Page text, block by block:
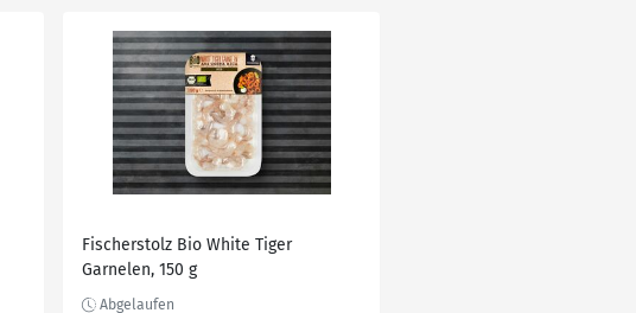
Fischerstolz Bio White Tiger
Garnelen, 150 g